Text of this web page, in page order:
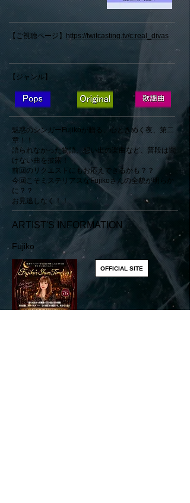
ARTIST'S INFORMATION
【ご視聴ページ】 https://twitcasting.tv/c:real_divas
【ジャンル】
魅惑のシンガーFujikoが贈る、心ときめく夜、第二
章！！
語られなかった物語、想い出の楽曲など、普段は聞
けない曲を披露！
前回のリクエストにもお応えできるかも？？
今回こそミステリアスなFujikoさんの全貌が明らか
に？？
お見逃しなく！！
Fujiko
OFFICIAL SITE